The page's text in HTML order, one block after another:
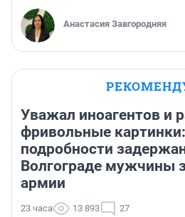
Анастасия Завгородняя
Уважал иноагентов и
фривольные
подробности
Волгограде мужчины
армии
23 часа 13 893 27